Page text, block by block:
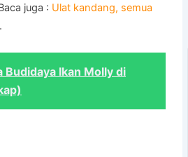
juga : Ulat kandang, semua
.
Budidaya Ikan Molly di